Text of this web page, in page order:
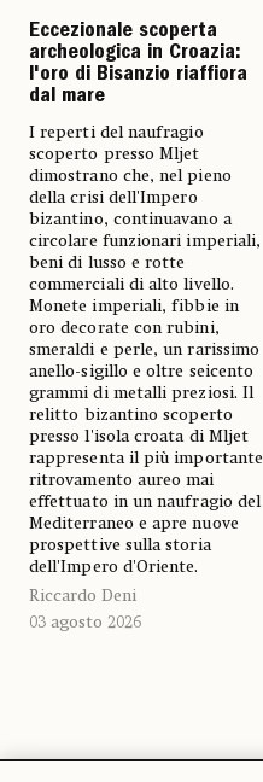
Eccezionale scoperta
archeologica in Croazia:
l'oro di Bisanzio riaffiora
dal mare
I reperti del naufragio
scoperto presso Mljet
dimostrano che, nel pieno
della crisi dell'Impero
bizantino, continuavano a
circolare funzionari imperiali,
beni di lusso e rotte
commerciali di alto livello.
Monete imperiali, fibbie in
oro decorate con rubini,
smeraldi e perle, un rarissimo
anello-sigillo e oltre seicento
grammi di metalli preziosi. Il
relitto bizantino scoperto
presso l'isola croata di Mljet
rappresenta il più importante
ritrovamento aureo mai
effettuato in un naufragio del
Mediterraneo e apre nuove
prospettive sulla storia
dell'Impero d'Oriente.
Riccardo Deni
03 agosto 2026